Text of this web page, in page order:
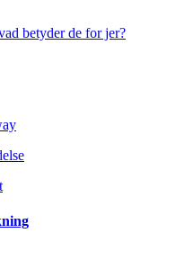
betyder de for jer?